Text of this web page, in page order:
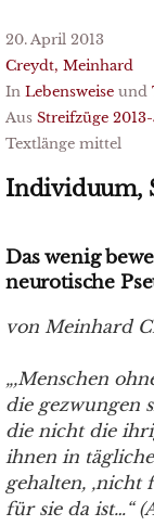
20. April 2013
Creydt, Meinhard
In Lebensweise und
Aus Streifzüge 2013-
Textlänge mittel
Individuum,
Das wenig
neurotische
von Meinhard
„,Menschen
die gezwungen
die nicht die
ihnen in
gehalten, ‚nicht
für sie da ist…“